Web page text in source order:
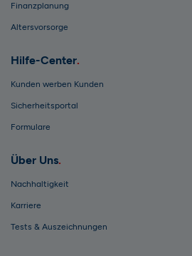
Finanzplanung
Altersvorsorge
Hilfe-Center
Kunden werben Kunden
Sicherheitsportal
Formulare
Über Uns
Nachhaltigkeit
Karriere
Tests & Auszeichnungen